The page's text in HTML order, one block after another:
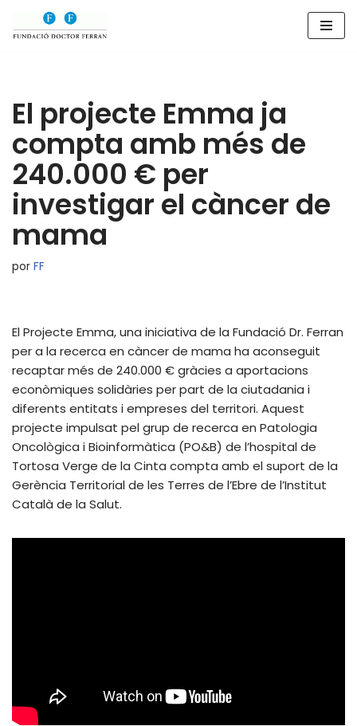
Saltar
El projecte Emma ja
compta amb més de
240.000 € per
investigar el càncer de
mama
por FF
El Projecte Emma, una iniciativa de la Fundació Dr. Ferran
per a la recerca en càncer de mama ha aconseguit
recaptar més de 240.000 € gràcies a aportacions
econòmiques solidàries per part de la ciutadania i
diferents entitats i empreses del territori. Aquest
projecte impulsat pel grup de recerca en Patologia
Oncològica i Bioinformàtica (PO&B) de l’hospital de
Tortosa Verge de la Cinta compta amb el suport de la
Gerència Territorial de les Terres de l’Ebre de l’Institut
Català de la Salut.